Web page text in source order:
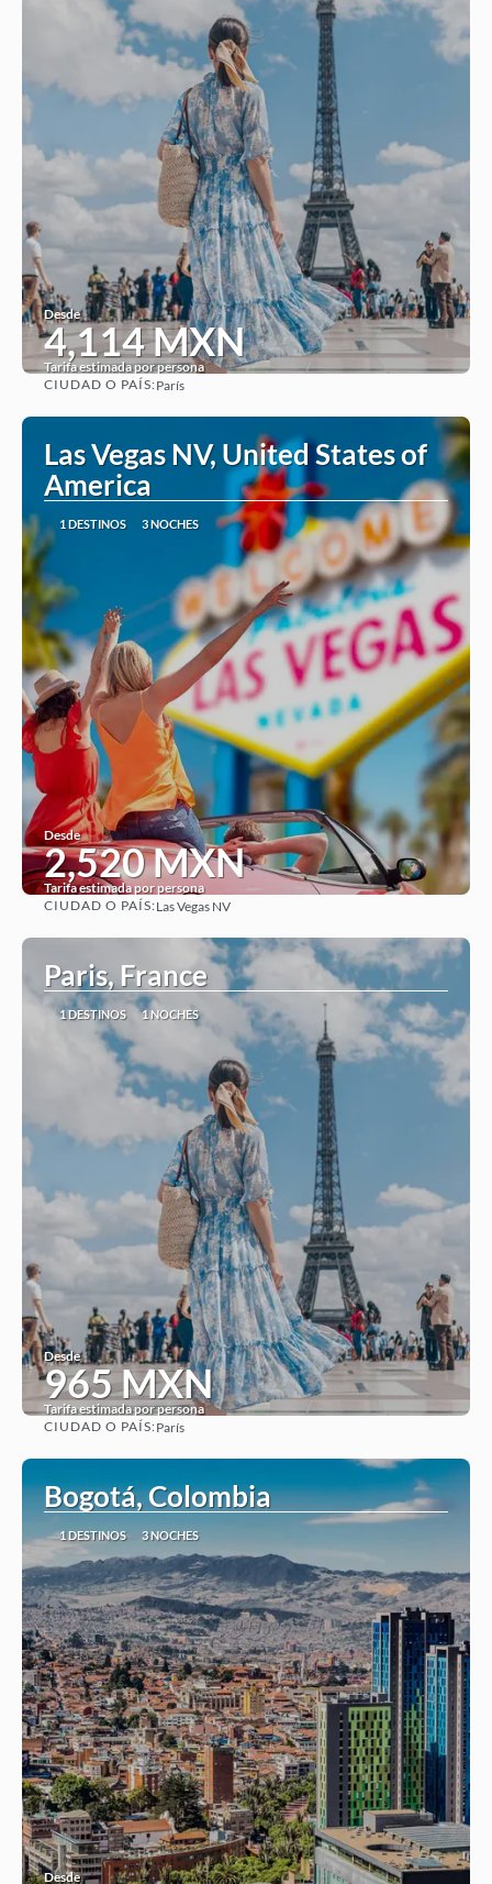
Desde
4,114 MXN
Tarifa estimada por persona
CIUDAD O PAÍS:París
Las Vegas NV, United States of
America
1 DESTINOS 3 NOCHES
Desde
2,520 MXN
Tarifa estimada por persona
CIUDAD O PAÍS:Las Vegas NV
Paris, France
1 DESTINOS 1 NOCHES
Desde
965 MXN
Tarifa estimada por persona
CIUDAD O PAÍS:París
Bogotá, Colombia
1 DESTINOS 3 NOCHES
Desde